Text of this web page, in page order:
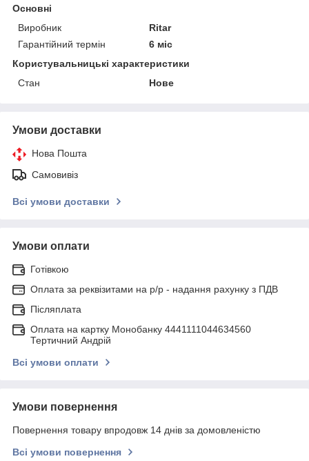
Основні
Виробник
Ritar
Гарантійний термін
6 міс
Користувальницькі характеристики
Стан
Нове
Умови доставки
Нова Пошта
Самовивіз
Всі умови доставки
Умови оплати
Готівкою
Оплата за реквізитами на р/р - надання рахунку з ПДВ
Післяплата
Оплата на картку Монобанку 4441111044634560
Тертичний Андрій
Всі умови оплати
Умови повернення
Повернення товару впродовж 14 днів за домовленістю
Всі умови повернення